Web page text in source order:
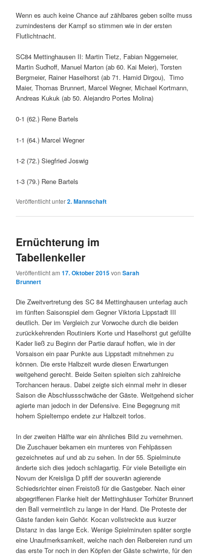
Wenn es auch keine Chance auf zählbares geben sollte muss
zumindestens der Kampf so stimmen wie in der ersten
Flutlichtnacht.
SC84 Mettinghausen II: Martin Tietz, Fabian Niggemeier,
Martin Sudhoff, Manuel Marton (ab 60. Kai Meier), Torsten
Bergmeier, Rainer Haselhorst (ab 71. Hamid Dirgou), Timo
Maier, Thomas Brunnert, Marcel Wegner, Michael Kortmann,
Andreas Kukuk (ab 50. Alejandro Portes Molina)
0-1 (62.) Rene Bartels
1-1 (64.) Marcel Wegner
1-2 (72.) Siegfried Joswig
1-3 (79.) Rene Bartels
Veröffentlicht unter2. Mannschaft
Ernüchterung im
Tabellenkeller
Veröffentlicht am17. Oktober 2015vonSarah
Brunnert
Die Zweitvertretung des SC 84 Mettinghausen unterlag auch
im fünften Saisonspiel dem Gegner Viktoria Lippstadt III
deutlich. Der im Vergleich zur Vorwoche durch die beiden
zurückkehrenden Routiniers Korte und Haselhorst gut gefüllte
Kader ließ zu Beginn der Partie darauf hoffen, wie in der
Vorsaison ein paar Punkte aus Lippstadt mitnehmen zu
können. Die erste Halbzeit wurde diesen Erwartungen
weitgehend gerecht. Beide Seiten spielten sich zahlreiche
Torchancen heraus. Dabei zeigte sich einmal mehr in dieser
Saison die Abschlussschwäche der Gäste. Weitgehend sicher
agierte man jedoch in der Defensive. Eine Begegnung mit
hohem Spieltempo endete zur Halbzeit torlos.
In der zweiten Hälfte war ein ähnliches Bild zu vernehmen.
Die Zuschauer bekamen ein munteres von Fehlpässen
gezeichnetes auf und ab zu sehen. In der 55. Spielminute
änderte sich dies jedoch schlagartig. Für viele Beteiligte ein
Novum der Kreisliga D pfiff der souverän agierende
Schiedsrichter einen Freistoß für die Gastgeber. Nach einer
abgegriffenen Flanke hielt der Mettinghäuser Torhüter Brunnert
den Ball vermeintlich zu lange in der Hand. Die Proteste der
Gäste fanden kein Gehör. Kocan vollstreckte aus kurzer
Distanz in das lange Eck. Wenige Spielminuten später sorgte
eine Unaufmerksamkeit, welche nach den Reibereien rund um
das erste Tor noch in den Köpfen der Gäste schwirrte, für den